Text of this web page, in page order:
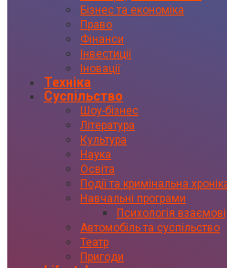
Бізнес та економіка
Право
Фінанси
Інвестиції
Іновації
Техніка
Суспільство
Шоу-бізнес
Література
Культура
Наука
Освіта
Події та кримінальна
Навчальні програми
Психологія
Автомобіль та суспільство
Театр
Пригоди